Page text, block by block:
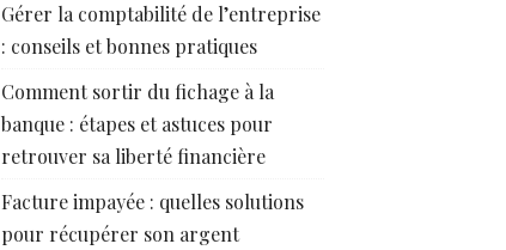
Gérer la comptabilité de l’entreprise
: conseils et bonnes pratiques
Comment sortir du fichage à la
banque : étapes et astuces pour
retrouver sa liberté financière
Facture impayée : quelles solutions
pour récupérer son argent